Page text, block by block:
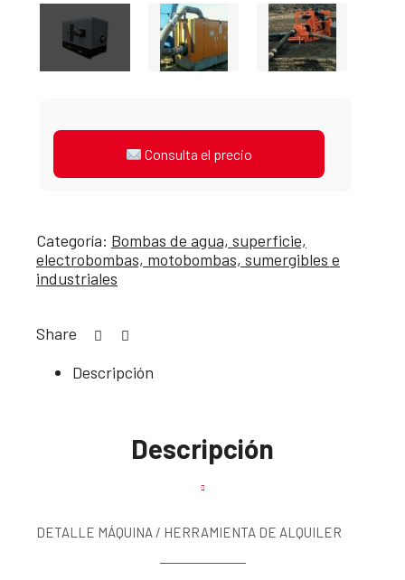
Consulta el precio
Categoría: Bombas de agua, superficie,
electrobombas, motobombas, sumergibles e
industriales
Share
Descripción
Descripción
DETALLE MÁQUINA / HERRAMIENTA DE ALQUILER